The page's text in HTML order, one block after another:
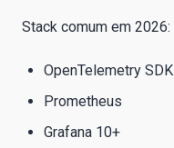
Stack comum em 2026:
OpenTelemetry SDK
Prometheus
Grafana 10+